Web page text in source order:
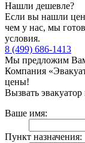
Нашли дешевле?
Если вы нашли
чем у нас, мы
условия.
8 (499) 686-1413
Мы предложим
Компания
цены!
Вызвать
Ваше имя:
Пункт назначения: